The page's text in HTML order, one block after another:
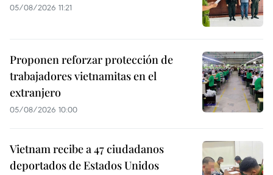
05/08/2026 11:21
Proponen reforzar protección de
trabajadores vietnamitas en el
extranjero
05/08/2026 10:00
Vietnam recibe a 47 ciudadanos
deportados de Estados Unidos